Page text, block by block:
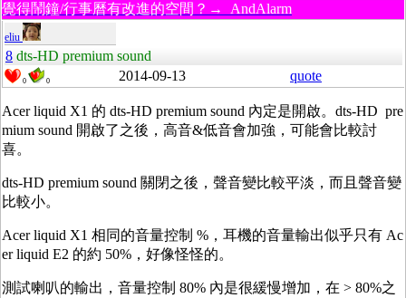
覺得鬧鐘/行事曆有改進的空間？→ AndAlarm
eliu
8 dts-HD premium sound
0 0 2014-09-13 quote
Acer liquid X1 的 dts-HD premium sound 內定是開啟。dts-HD pre
mium sound 開啟了之後，高音&低音會加強，可能會比較討
喜。
dts-HD premium sound 關閉之後，聲音變比較平淡，而且聲音變
比較小。
Acer liquid X1 相同的音量控制 %，耳機的音量輸出似乎只有 Ac
er liquid E2 的約 50%，好像怪怪的。
測試喇叭的輸出，音量控制 80% 內是很緩慢增加，在 > 80%之